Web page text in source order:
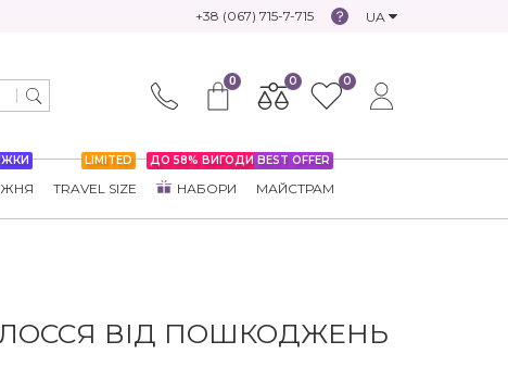
+38 (067) 715-7-715 UA
0 0 0
LIMITED
TRAVEL SIZE
ДО 58% ВИГОДИ
НАБОРИ
BEST OFFER
МАЙСТРАМ
ВІД ПОШКОДЖЕНЬ